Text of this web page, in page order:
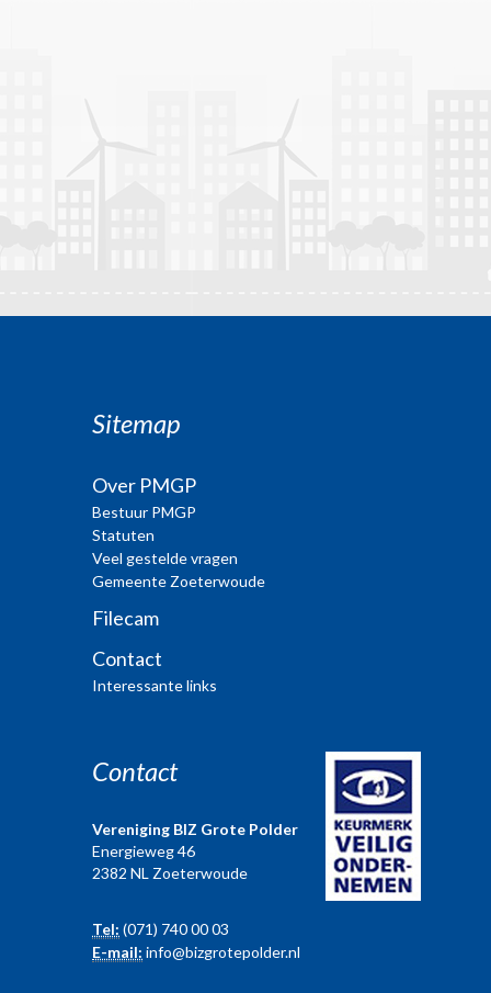
Sitemap
Over PMGP
Bestuur PMGP
Statuten
Veel gestelde vragen
Gemeente Zoeterwoude
Filecam
Contact
Interessante links
Contact
Vereniging BIZ Grote Polder
Energieweg 46
2382 NL Zoeterwoude
Tel: (071) 740 00 03
E-mail: info@bizgrotepolder.nl